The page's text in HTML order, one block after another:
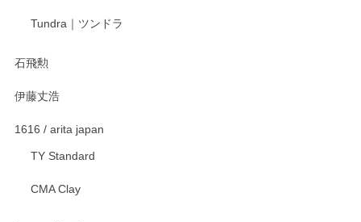
Tundra｜ツンドラ
石飛勲
伊藤丈浩
1616 / arita japan
TY Standard
CMA Clay